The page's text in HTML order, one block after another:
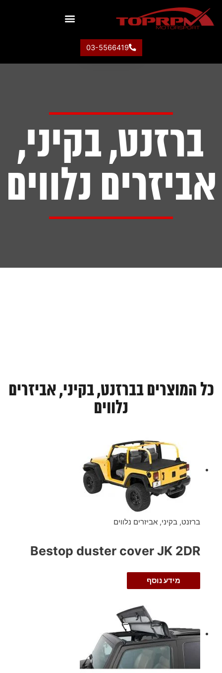
03-5566419
ברזנט, בקיני,
אביזרים נלווים
כל המוצרים בברזנט, בקיני, אביזרים
נלווים
ברזנט, בקיני, אביזרים נלווים
Bestop duster cover JK 2DR
מידע נוסף